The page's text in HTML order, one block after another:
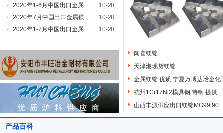
·
2020年1-6月中国出口金属...
10-28
·
2020年7月中国出口金属镁...
10-28
·
2020年1-7月中国出口金属... 10-28
闻喜镁锭
天津港现货镁锭
金属镁锭 优质 宁夏万博达冶金化
杭州1Cr17Ni2模具钢 特钢 提供
山西丰源供应出口镁锭MG99.90
产品百科